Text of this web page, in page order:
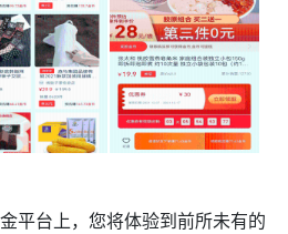
平台上，您将体验到前所未有的